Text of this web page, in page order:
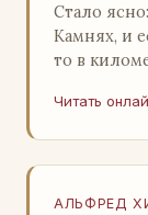
Стало
Камнях, и
то в
крас…
Читать
АЛЬФРЕД